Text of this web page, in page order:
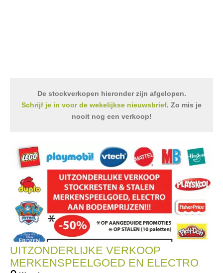
De stockverkopen hieronder zijn afgelopen.
Schrijf je in voor de wekelijkse nieuwsbrief. Zo mis je
nooit nog een verkoop!
UITZONDERLIJKE VERKOOP
MERKENSPEELGOED EN ELECTRO